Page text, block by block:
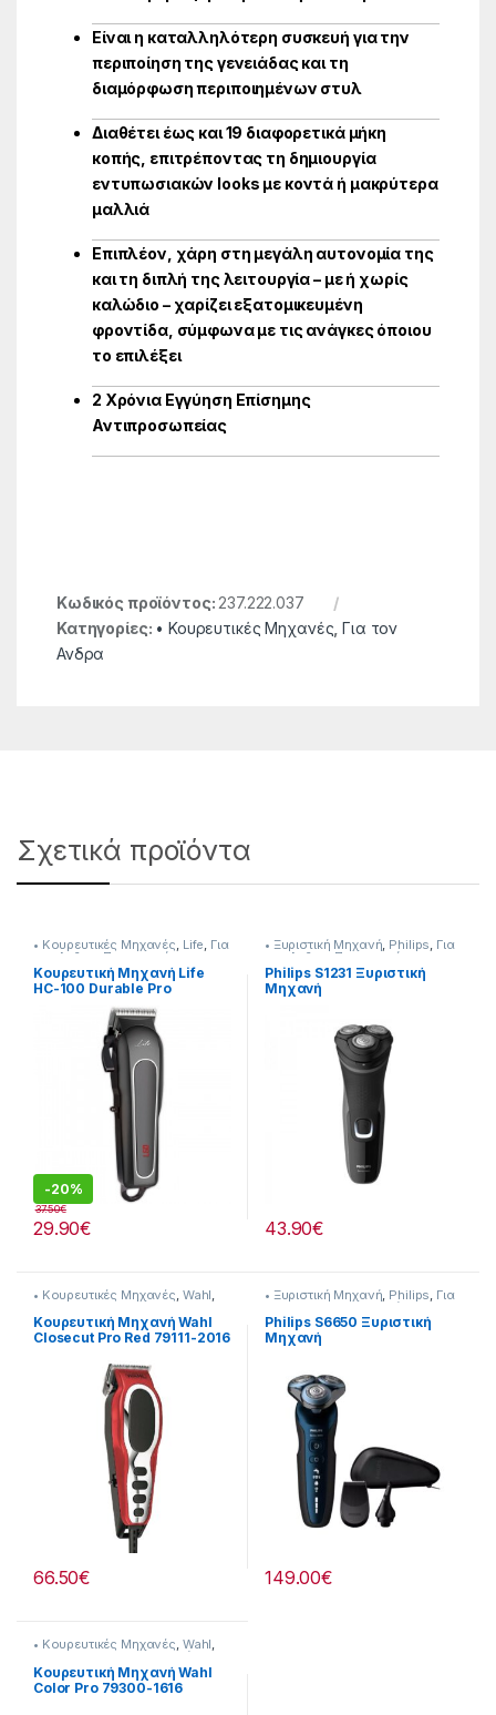
Είναι η καταλληλότερη συσκευή για την
περιποίηση της γενειάδας και τη
διαμόρφωση περιποιημένων στυλ
Διαθέτει έως και 19 διαφορετικά μήκη
κοπής, επιτρέποντας τη δημιουργία
εντυπωσιακών looks με κοντά ή μακρύτερα
μαλλιά
Επιπλέον, χάρη στη μεγάλη αυτονομία της
και τη διπλή της λειτουργία – με ή χωρίς
καλώδιο – χαρίζει εξατομικευμένη
φροντίδα, σύμφωνα με τις ανάγκες όποιου
το επιλέξει
2 Χρόνια Εγγύηση Επίσημης
Αντιπροσωπείας
Κωδικός προϊόντος: 237.222.037
Κατηγορίες: • Κουρευτικές Μηχανές ,Για τον
Ανδρα
Σχετικά προϊόντα
• Κουρευτικές Μηχανές, Life, Για
τον Ανδρα Προσωπική
Φροντίδα
Κουρευτική Μηχανή Life
HC-100 Durable Pro
-20%
29.90€
37.50€
• Ξυριστική Μηχανή, Philips, Για
τον Ανδρα Προσωπική
Φροντίδα
Philips S1231 Ξυριστική
Μηχανή
43.90€
• Κουρευτικές Μηχανές Wahl
Για τον Ανδρα
Κουρευτική Μηχανή Wahl
Closecut Pro Red 79111-2016
66.50€
• Ξυριστική Μηχανή Philips Για
τον Ανδρα , Προσωπική
Φροντίδα
Philips S6650 Ξυριστική
Μηχανή
149.00€
• Κουρευτικές Μηχανές, Wahl,
Προσωπική
Φροντίδα
Κουρευτική Μηχανή Wahl
Color Pro 79300-1616